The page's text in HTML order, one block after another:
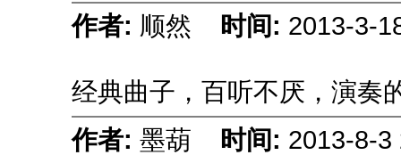
作者: 顺然 时间: 2013-3-
经典曲子，百听不厌，演奏
作者: 墨葫 时间: 2013-8-3